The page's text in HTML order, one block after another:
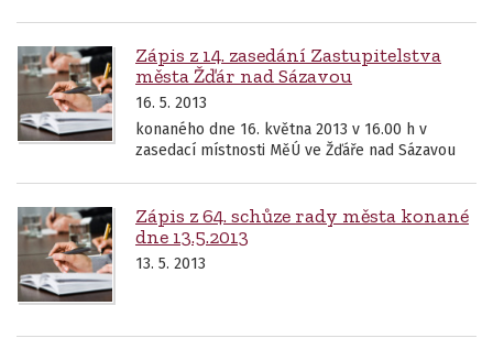
Zápis z 14. zasedání Zastupitelstva
města Žďár nad Sázavou
16. 5. 2013
konaného dne 16. května 2013 v 16.00 h v
zasedací místnosti MěÚ ve Žďáře nad Sázavou
Zápis z 64. schůze rady města konané
dne 13.5.2013
13. 5. 2013